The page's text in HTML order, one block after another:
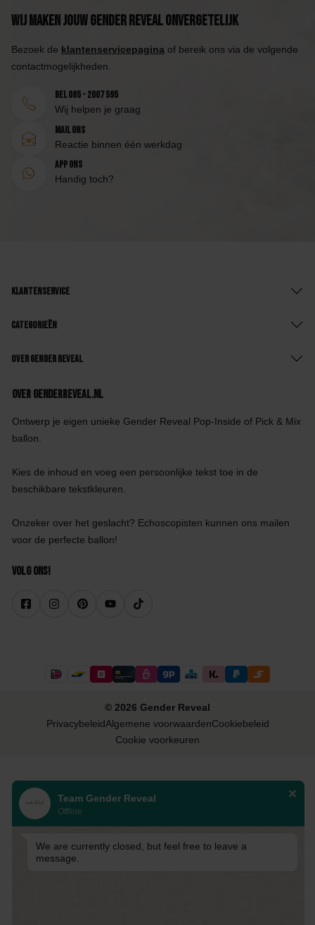
Wij maken jouw Gender Reveal onvergetelijk
Bezoek de klantenservicepagina of bereik ons via de volgende
contactmogelijkheden.
Bel 085 - 2007 595
Wij helpen je graag
Mail ons
Reactie binnen één werkdag
App ons
Handig toch?
Klantenservice
Categorieën
Over Gender Reveal
Over GenderReveal.nl
Ontwerp je eigen unieke Gender Reveal Pop-Inside of Pick & Mix
ballon.
Kies de inhoud en voeg een persoonlijke tekst toe in de
beschikbare tekstkleuren.
Onzeker over het geslacht? Echoscopisten kunnen ons mailen
voor de perfecte ballon!
Volg ons!
© 2026 Gender Reveal
PrivacybeleidAlgemene voorwaardenCookiebeleid
Cookie voorkeuren
Team Gender Reveal
Offline
We are currently closed, but feel free to leave a
message.